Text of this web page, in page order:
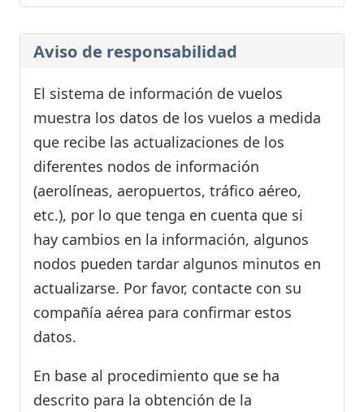
Aviso de responsabilidad
El sistema de información de vuelos
muestra los datos de los vuelos a medida
que recibe las actualizaciones de los
diferentes nodos de información
(aerolíneas, aeropuertos, tráfico aéreo,
etc.), por lo que tenga en cuenta que si
hay cambios en la información, algunos
nodos pueden tardar algunos minutos en
actualizarse. Por favor, contacte con su
compañía aérea para confirmar estos
datos.
En base al procedimiento que se ha
descrito para la obtención de la